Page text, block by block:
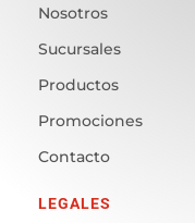
Nosotros
Sucursales
Productos
Promociones
Contacto
LEGALES